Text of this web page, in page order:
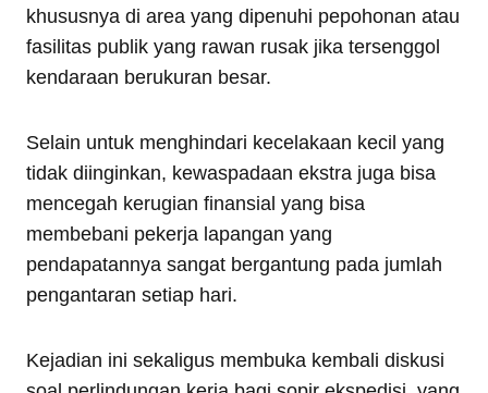
khususnya di area yang dipenuhi pepohonan atau
fasilitas publik yang rawan rusak jika tersenggol
kendaraan berukuran besar.
Selain untuk menghindari kecelakaan kecil yang
tidak diinginkan, kewaspadaan ekstra juga bisa
mencegah kerugian finansial yang bisa
membebani pekerja lapangan yang
pendapatannya sangat bergantung pada jumlah
pengantaran setiap hari.
Kejadian ini sekaligus membuka kembali diskusi